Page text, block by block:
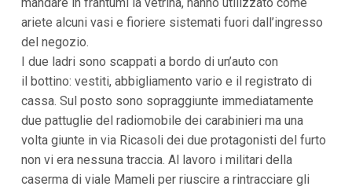
a
i
a
l
M
e
ù
P
i
n
i
mandare in frantumi la vetrina, hanno utilizzato come
ariete alcuni vasi e fioriere sistemati fuori dall’ingresso
del negozio.
I due ladri sono scappati a bordo di un’auto con
il bottino: vestiti, abbigliamento vario e il registrato di
cassa. Sul posto sono sopraggiunte immediatamente
due pattuglie del radiomobile dei carabinieri ma una
volta giunte in via Ricasoli dei due protagonisti del furto
non vi era nessuna traccia. Al lavoro i militari della
caserma di viale Mameli per riuscire a rintracciare gli